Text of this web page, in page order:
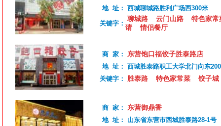
地 址： 西城聊城路胜利广场西300米
关键字：
聊城路 云门山路
特色家常
请
情侣餐厅
商 家： 东营饱口福饺子胜泰路店
地 址： 西城胜泰路职工大学北门向东
关键字：
胜泰路 特色家常菜 饺子城
商 家： 东营御鼎香
地 址： 山东省东营市西城胜泰路28-1号